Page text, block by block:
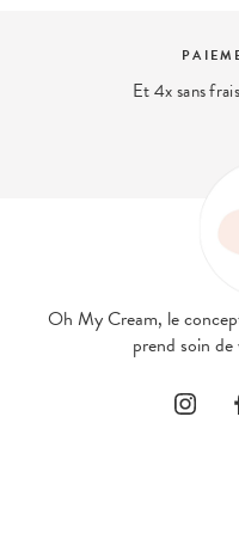
Et 4x sans frais
Oh My Cream, le
prend soin